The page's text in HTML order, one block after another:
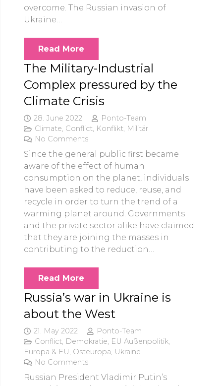
overcome. The Russian invasion of
Ukraine…
Read More
The Military-Industrial
Complex pressured by the
Climate Crisis
28. June 2022
Ponto-Team
Climate Conflict Konflikt Militär
No Comments
Since the general public first became
aware of the effect of human
consumption on the planet, individuals
have been asked to reduce, reuse, and
recycle in order to turn the trend of a
warming planet around. Governments
and the private sector alike have claimed
that they are joining the masses in
contributing to the reduction…
Read More
Russia’s war in Ukraine is
about the West
21. May 2022
Ponto-Team
Conflict, Demokratie, EU Außenpolitik,
Europa & EU, Osteuropa, Ukraine
No Comments
Russian President Vladimir Putin’s